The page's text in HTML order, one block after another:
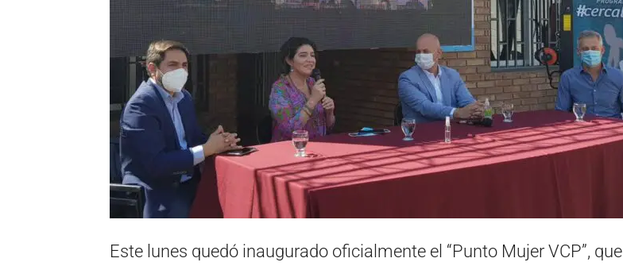
Este lunes quedó inaugurado oficialmente el “Punto Mujer VCP”, que